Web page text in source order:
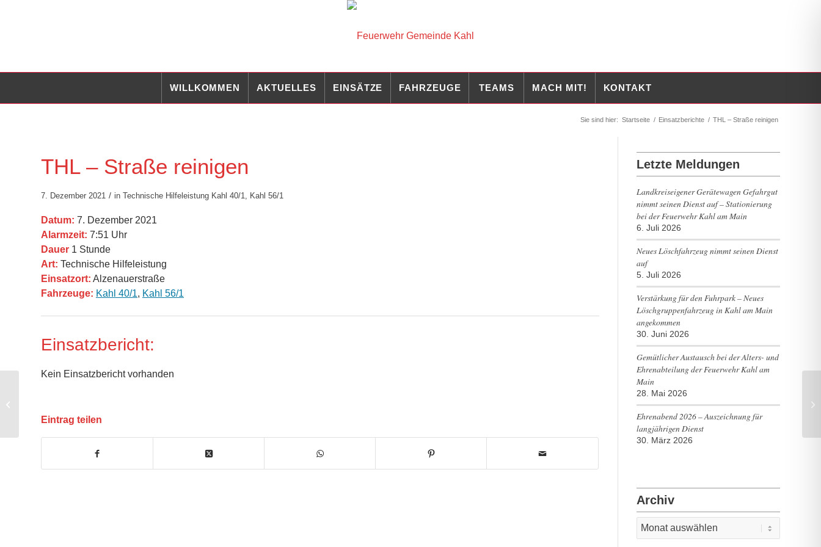
WILLKOMMEN AKTUELLES EINSÄTZE FAHRZEUGE TEAMS MACH MIT! KONTAKT
Sie sind hier: Startseite / Einsatzberichte / THL – Straße reinigen
THL – Straße reinigen
7. Dezember 2021 / in Technische Hilfeleistung Kahl 40/1, Kahl 56/1
Datum: 7. Dezember 2021
Alarmzeit: 7:51 Uhr
Dauer 1 Stunde
Art: Technische Hilfeleistung
Einsatzort: Alzenauerstraße
Fahrzeuge: Kahl 40/1, Kahl 56/1
Einsatzbericht:
Kein Einsatzbericht vorhanden
Eintrag teilen
Letzte Meldungen
Landkreiseigener Gerätewagen Gefahrgut
nimmt seinen Dienst auf – Stationierung
bei der Feuerwehr Kahl am Main
6. Juli 2026
Neues Löschfahrzeug nimmt seinen Dienst
auf
5. Juli 2026
Verstärkung für den Fuhrpark – Neues
Löschgruppenfahrzeug in Kahl am Main
angekommen
30. Juni 2026
Gemütlicher Austausch bei der Alters- und
Ehrenabteilung der Feuerwehr Kahl am
Main
28. Mai 2026
Ehrenabend 2026 – Auszeichnung für
langjährigen Dienst
30. März 2026
Archiv